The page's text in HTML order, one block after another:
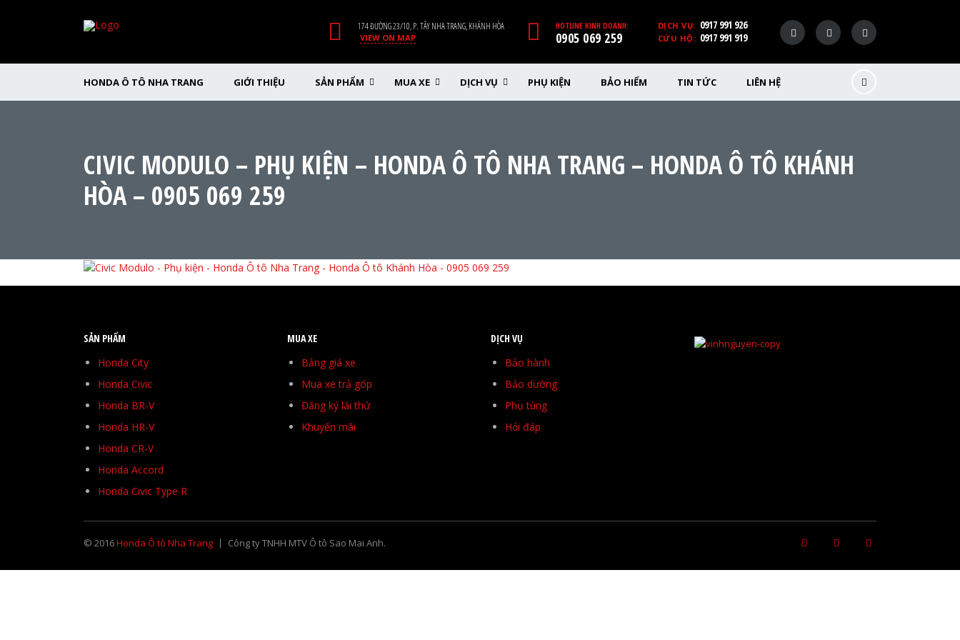
DỊCH VỤ: 0917 991 926
CỨU HỘ: 0917 991 919
HOTLINE KINH DOANH:
0905 069 259
174 ĐƯỜNG 23/10, P. TÂY NHA TRANG, KHÁNH HÒA
VIEW ON MAP
HONDA Ô TÔ NHA TRANG GIỚI THIỆU SẢN PHẨM MUA XE DỊCH VỤ PHỤ KIỆN BẢO HIỂM TIN TỨC LIÊN HỆ
CIVIC MODULO – PHỤ KIỆN – HONDA Ô TÔ NHA TRANG – HONDA Ô TÔ KHÁNH
HÒA – 0905 069 259
SẢN PHẨM
Honda City
Honda Civic
Honda BR-V
Honda HR-V
Honda CR-V
Honda Accord
Honda Civic Type R
MUA XE
Bảng giá xe
Mua xe trả góp
Đăng ký lái thử
Khuyến mãi
DỊCH VỤ
Bảo hành
Bảo dưỡng
Phụ tùng
Hỏi đáp
© 2016Honda Ô tô Nha Trang Công ty TNHH MTV Ô tô Sao Mai Anh.